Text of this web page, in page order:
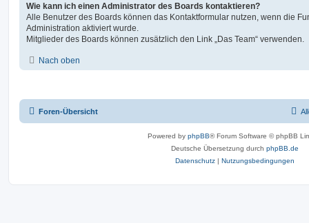
Wie kann ich einen Administrator des Boards kontaktieren?
Alle Benutzer des Boards können das Kontaktformular nutzen, wenn die
Administration aktiviert wurde.
Mitglieder des Boards können zusätzlich den Link „Das Team“ verwenden.
Nach oben
Foren-Übersicht
Powered by phpBB® Forum Software © phpBB
Deutsche Übersetzung durch phpBB.de
Datenschutz | Nutzungsbedingungen